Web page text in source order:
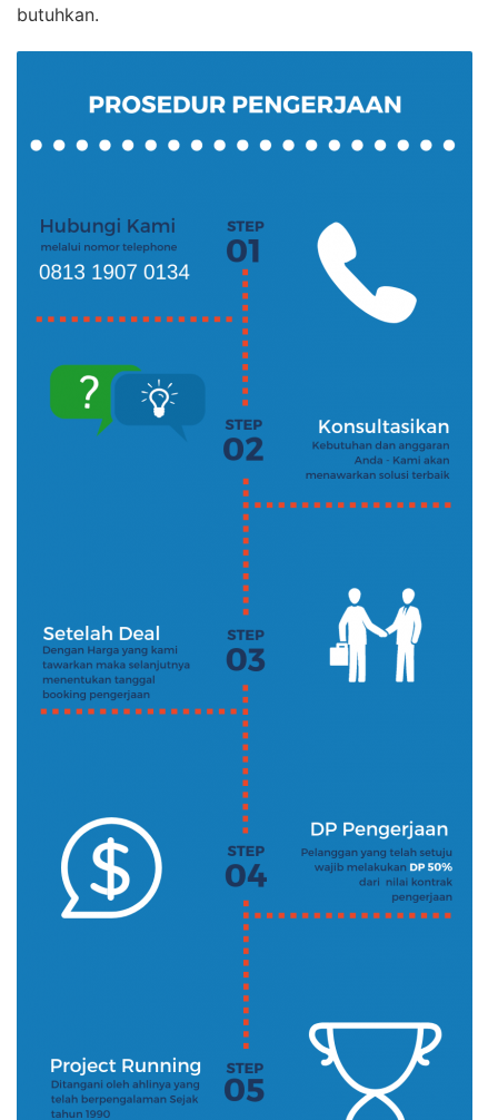
butuhkan.